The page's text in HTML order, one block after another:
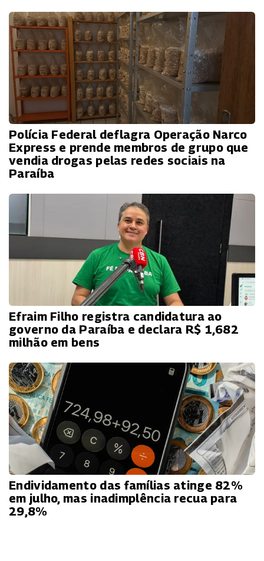
Polícia Federal deflagra Operação Narco
Express e prende membros de grupo que
vendia drogas pelas redes sociais na
Paraíba
Efraim Filho registra candidatura ao
governo da Paraíba e declara R$ 1,682
milhão em bens
Endividamento das famílias atinge 82%
em julho, mas inadimplência recua para
29,8%